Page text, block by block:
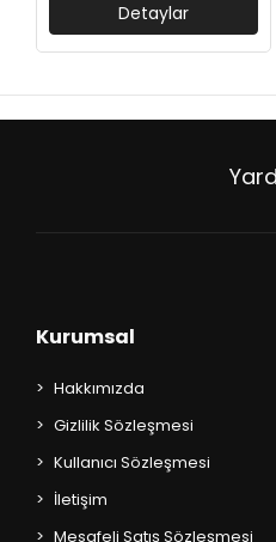
AKIL OYUNLARI + PUZZLE
Detaylar
Kurumsal
Hakkımızda
Gizlilik Sözleşmesi
Kullanıcı Sözleşmesi
İletişim
Mesafeli Satış Sözleşmesi